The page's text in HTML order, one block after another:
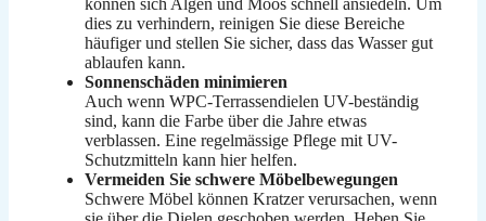
können sich Algen und Moos schnell ansiedeln. Um
dies zu verhindern, reinigen Sie diese Bereiche
häufiger und stellen Sie sicher, dass das Wasser gut
ablaufen kann.
Sonnenschäden minimieren
Auch wenn WPC-Terrassendielen UV-beständig
sind, kann die Farbe über die Jahre etwas
verblassen. Eine regelmässige Pflege mit UV-
Schutzmitteln kann hier helfen.
Vermeiden Sie schwere Möbelbewegungen
Schwere Möbel können Kratzer verursachen, wenn